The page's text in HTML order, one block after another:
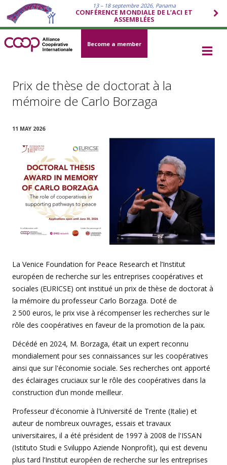
13 – 18 septembre 2026, Panama
CONFÉRENCE MONDIALE DE L’ACI ET
ASSEMBLÉES
Become a member
Prix de thèse de doctorat à la
mémoire de Carlo Borzaga
11 MAY 2026
La Venice Foundation for Peace Research et l’Institut
européen de recherche sur les entreprises coopératives et
sociales (EURICSE) ont institué un prix de thèse de doctorat à
la mémoire du professeur Carlo Borzaga. Doté de
2 500 euros, le prix vise à récompenser les recherches sur le
rôle des coopératives en faveur de la promotion de la paix.
Décédé en 2024, M. Borzaga, était un expert reconnu
mondialement pour ses connaissances sur les coopératives
ainsi que sur l'économie sociale. Ses recherches ont apporté
des éclairages cruciaux sur le rôle des coopératives dans la
construction d’un monde meilleur.
Professeur d'économie à l'Université de Trente (Italie) et
auteur de nombreux ouvrages, essais et travaux
universitaires, il a été président de 1997 à 2008 de l'ISSAN
(Istituto Studi e Sviluppo Aziende Nonprofit), qui est devenu
plus tard l’Institut européen de recherche sur les entreprises